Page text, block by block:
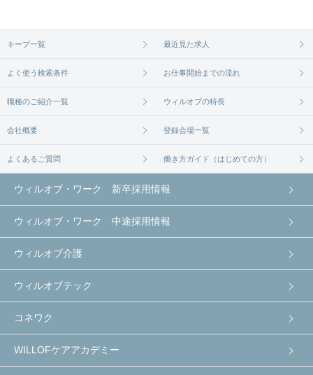
無料相談の登録はコチラから
キープ一覧 最近見た求人
よく使う検索条件 お仕事開始までの流れ
職種のご紹介一覧 ウィルオブの特長
会社概要 登録会場一覧
よくあるご質問 働き方ガイド（はじめての方）
ウィルオブ・ワーク 新卒採用情報
ウィルオブ・ワーク 中途採用情報
ウィルオブ介護
ウィルオブテック
コネワク
WILLOFケアアカデミー